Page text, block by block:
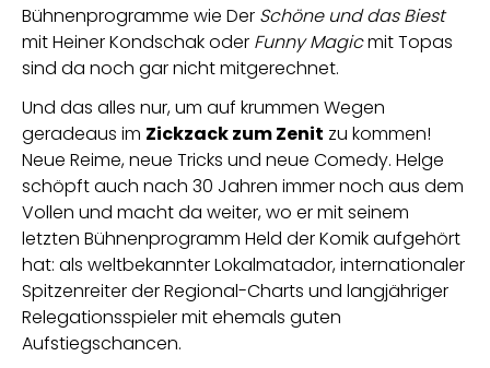
Bühnenprogramme wie Der Schöne und das Biest
mit Heiner Kondschak oder Funny Magicmit Topas
sind da noch gar nicht mitgerechnet.
Und das alles nur, um auf krummen Wegen
geradeaus im Zickzack zum Zenit zu kommen!
Neue Reime, neue Tricks und neue Comedy. Helge
schöpft auch nach 30 Jahren immer noch aus dem
Vollen und macht da weiter, wo er mit seinem
letzten Bühnenprogramm Held der Komik aufgehört
hat: als weltbekannter Lokalmatador, internationaler
Spitzenreiter der Regional-Charts und langjähriger
Relegationsspieler mit ehemals guten
Aufstiegschancen.